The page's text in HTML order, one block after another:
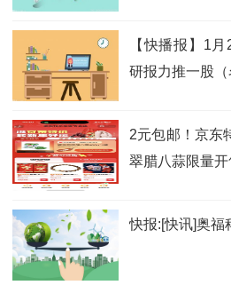
【快播报】1
研报力推一股（
2元包邮！京东
翠腊八蒜限量开
快报:[快讯]奥福